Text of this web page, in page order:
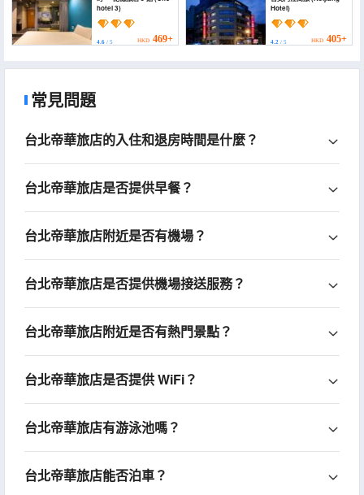
hotel 3)
4.6 / 5 HKD 469+
Hotel)
4.2/ 5 HKD 405+
常見問題
台北帝華旅店的入住和退房時間是什麼？
台北帝華旅店是否提供早餐？
台北帝華旅店附近是否有機場？
台北帝華旅店是否提供機場接送服務？
台北帝華旅店附近是否有熱門景點？
台北帝華旅店是否提供 WiFi？
台北帝華旅店有游泳池嗎？
台北帝華旅店能否泊車？